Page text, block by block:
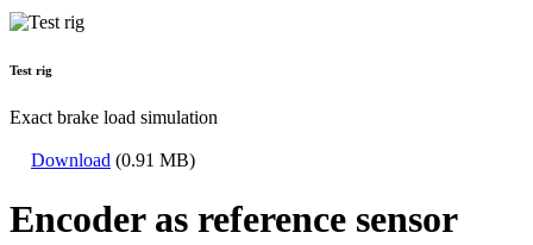
Test rig
Exact brake load simulation
Download (0.91 MB)
Encoder as reference sensor